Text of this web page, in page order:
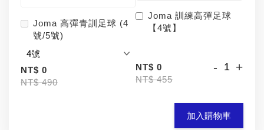
Joma 高彈青訓足球 (4
號/5號)
NT$ 0
NT$ 490
Joma 訓練高彈足球
【4號】
NT$ 0
NT$ 455
- +
加入購物車